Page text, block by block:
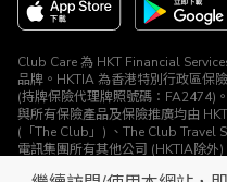
Club Care 為 HKT Financial
品牌。HKTIA 為香港特別行政區保
(持牌保險代理牌照號碼：FA2474)
與所有保險產品及保險推廣均由
(「The Club」) 、The Club Travel
電訊集團所有其他公司 (HKTIA除